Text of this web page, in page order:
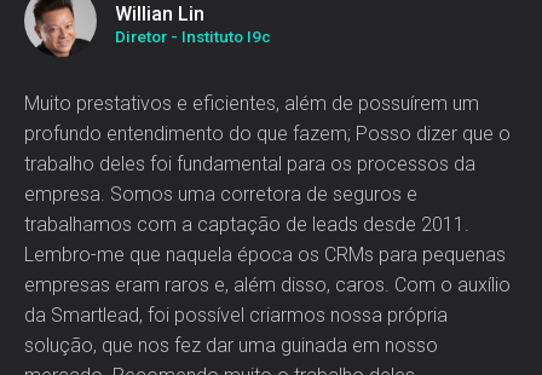
Willian Lin
Diretor - Instituto I9c
Muito prestativos e eficientes, além de possuírem um
profundo entendimento do que fazem; Posso dizer que o
trabalho deles foi fundamental para os processos da
empresa. Somos uma corretora de seguros e
trabalhamos com a captação de leads desde 2011.
Lembro-me que naquela época os CRMs para pequenas
empresas eram raros e, além disso, caros. Com o auxílio
da Smartlead, foi possível criarmos nossa própria
solução, que nos fez dar uma guinada em nosso